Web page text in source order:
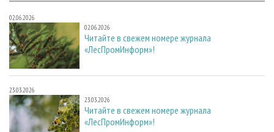
02.06.2026
02.06.2026
Читайте в свежем номере журнала
«ЛесПромИнформ»!
23.03.2026
23.03.2026
Читайте в свежем номере журнала
«ЛесПромИнформ»!